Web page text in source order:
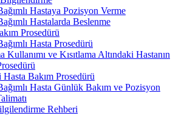
Hastaya Pozisyon Verme
Hastalarda Beslenme
Prosedürü
Hasta Prosedürü
Kullanımı ve Kısıtlama Altındaki Hastanın
Bakım Prosedürü
Hasta Günlük Bakım ve Pozisyon
Rehberi